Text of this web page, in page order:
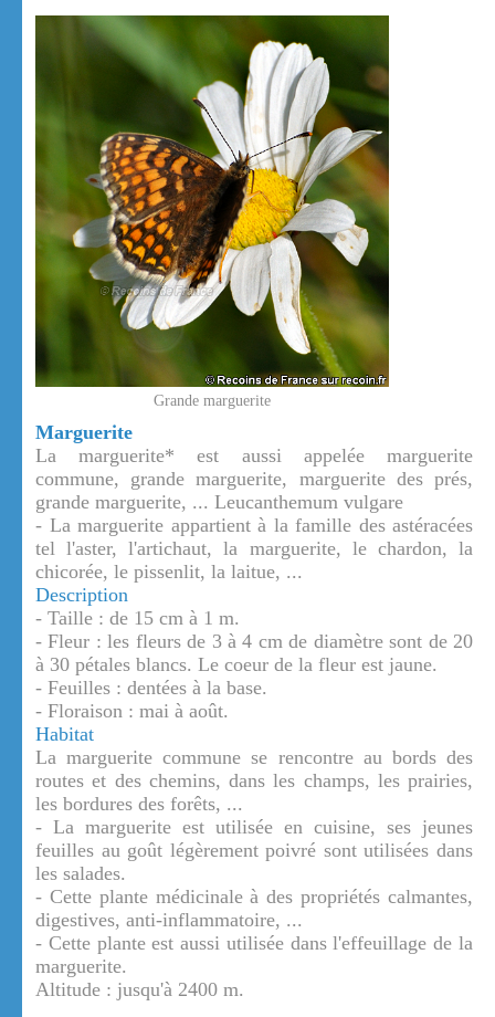
Grande marguerite
Marguerite
La marguerite* est aussi appelée marguerite
commune, grande marguerite, marguerite des prés,
grande marguerite, ... Leucanthemum vulgare
- La marguerite appartient à la famille des astéracées
tel l'aster, l'artichaut, la marguerite, le chardon, la
chicorée, le pissenlit, la laitue, ...
Description
- Taille : de 15 cm à 1 m.
- Fleur : les fleurs de 3 à 4 cm de diamètre sont de 20
à 30 pétales blancs. Le coeur de la fleur est jaune.
- Feuilles : dentées à la base.
- Floraison : mai à août.
Habitat
La marguerite commune se rencontre au bords des
routes et des chemins, dans les champs, les prairies,
les bordures des forêts, ...
- La marguerite est utilisée en cuisine, ses jeunes
feuilles au goût légèrement poivré sont utilisées dans
les salades.
- Cette plante médicinale à des propriétés calmantes,
digestives, anti-inflammatoire, ...
- Cette plante est aussi utilisée dans l'effeuillage de la
marguerite.
Altitude : jusqu'à 2400 m.